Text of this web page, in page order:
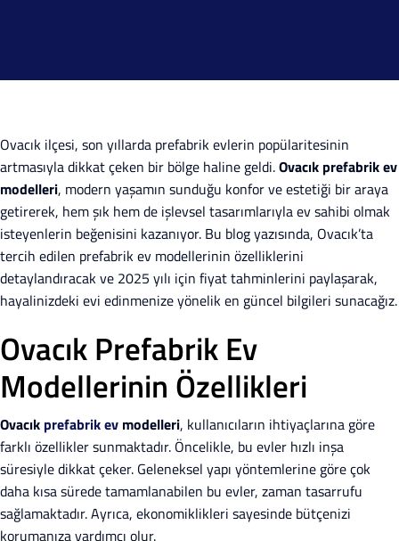
Ovacık ilçesi, son yıllarda prefabrik evlerin popülaritesinin
artmasıyla dikkat çeken bir bölge haline geldi.Ovacık prefabrik ev
modelleri, modern yaşamın sunduğu konfor ve estetiği bir araya
getirerek, hem şık hem de işlevsel tasarımlarıyla ev sahibi olmak
isteyenlerin beğenisini kazanıyor. Bu blog yazısında, Ovacık’ta
tercih edilen prefabrik ev modellerinin özelliklerini
detaylandıracak ve 2025 yılı için fiyat tahminlerini paylaşarak,
hayalinizdeki evi edinmenize yönelik en güncel bilgileri sunacağız.
Ovacık Prefabrik Ev
Modellerinin Özellikleri
Ovacık prefabrik ev modelleri, kullanıcıların ihtiyaçlarına göre
farklı özellikler sunmaktadır. Öncelikle, bu evler hızlı inşa
süresiyle dikkat çeker. Geleneksel yapı yöntemlerine göre çok
daha kısa sürede tamamlanabilen bu evler, zaman tasarrufu
sağlamaktadır. Ayrıca, ekonomiklikleri sayesinde bütçenizi
korumanıza yardımcı olur.